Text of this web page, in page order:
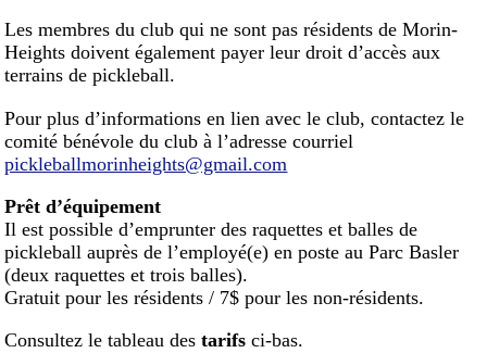
Les membres du club qui ne sont pas résidents de Morin-
Heights doivent également payer leur droit d’accès aux
terrains de pickleball.
Pour plus d’informations en lien avec le club, contactez le
comité bénévole du club à l’adresse courriel
pickleballmorinheights@gmail.com
Prêt d’équipement
Il est possible d’emprunter des raquettes et balles de
pickleball auprès de l’employé(e) en poste au Parc Basler
(deux raquettes et trois balles).
Gratuit pour les résidents / 7$ pour les non-résidents.
Consultez le tableau destarifs ci-bas.